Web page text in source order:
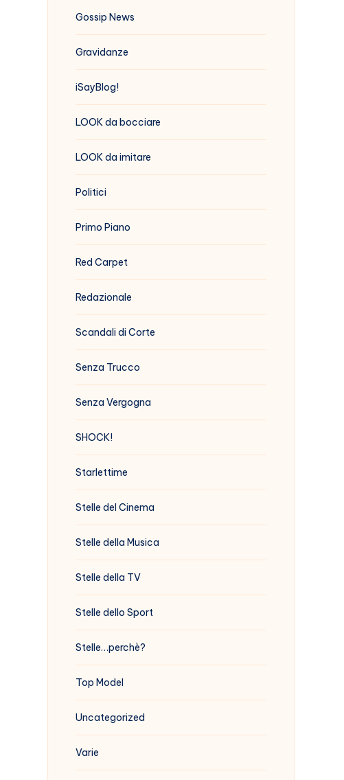
Gossip News
Gravidanze
iSayBlog!
LOOK da bocciare
LOOK da imitare
Politici
Primo Piano
Red Carpet
Redazionale
Scandali di Corte
Senza Trucco
Senza Vergogna
SHOCK!
Starlettime
Stelle del Cinema
Stelle della Musica
Stelle della TV
Stelle dello Sport
Stelle…perchè?
Top Model
Uncategorized
Varie